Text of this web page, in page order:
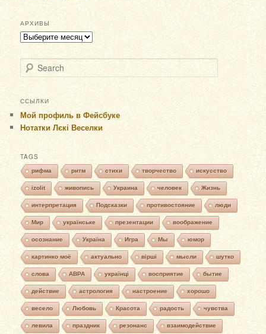
АРХИВЫ
Архивы
Search
ССЫЛКИ
Мой профиль в Фейсбуке
Нотатки Лєкі Веселки
TAGS
рифма ритм стихи творчество искусство
izolit живопись Украина человек Жизнь
интерпретация Подсказки противостояние люди
Мир українське презентации воображение
осознание Україна Игра Мы юмор
картинко моё актуально вірші мысли шутко
слова АВРА українці восприятие бытие
действие астрология настроение хорошо
весело Любовь Красота радость чувства
левила праздник резонанс взаимодействие